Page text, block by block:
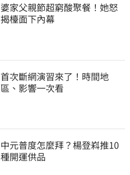
婆家父親節超窮酸聚餐！她怒
揭檯面下內幕
首次斷網演習來了！時間地
區、影響一次看
中元普度怎麼拜？楊登嵙推10
種開運供品